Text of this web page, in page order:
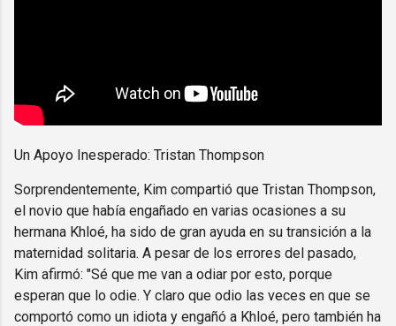
Un Apoyo Inesperado: Tristan Thompson
Sorprendentemente, Kim compartió que Tristan Thompson,
el novio que había engañado en varias ocasiones a su
hermana Khloé, ha sido de gran ayuda en su transición a la
maternidad solitaria. A pesar de los errores del pasado,
Kim afirmó: "Sé que me van a odiar por esto, porque
esperan que lo odie. Y claro que odio las veces en que se
comportó como un idiota y engañó a Khloé, pero también ha